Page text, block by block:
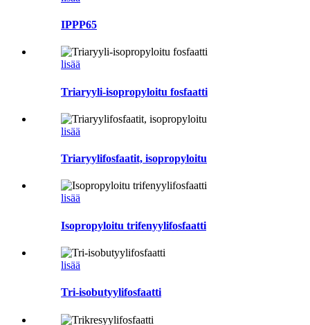
IPPP65
lisää
Triaryyli-isopropyloitu fosfaatti
lisää
Triaryylifosfaatit, isopropyloitu
lisää
Isopropyloitu trifenyylifosfaatti
lisää
Tri-isobutyylifosfaatti